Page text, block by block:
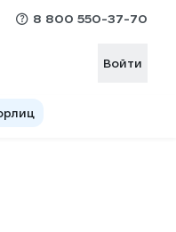
8 800 550-37-70
Войти